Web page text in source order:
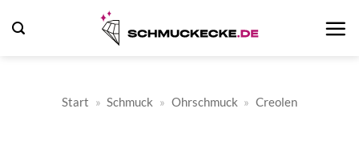
Inhalt
Start » Schmuck » Ohrschmuck » Creolen